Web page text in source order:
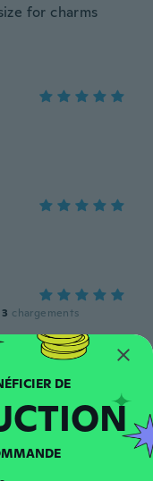
for charms
3 chargements